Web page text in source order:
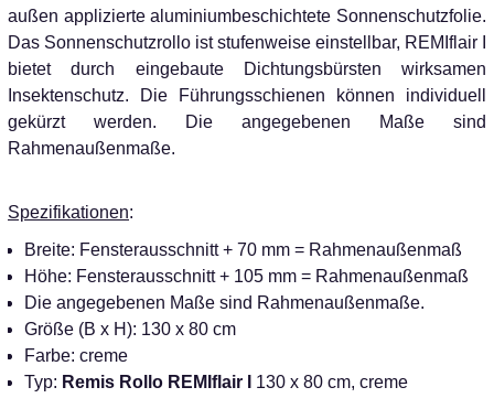
außen applizierte aluminiumbeschichtete Sonnenschutzfolie.
Das Sonnenschutzrollo ist stufenweise einstellbar, REMIflair I
bietet durch eingebaute Dichtungsbürsten wirksamen
Insektenschutz. Die Führungsschienen können individuell
gekürzt werden. Die angegebenen Maße sind
Rahmenaußenmaße.
Spezifikationen:
Breite: Fensterausschnitt + 70 mm = Rahmenaußenmaß
Höhe: Fensterausschnitt + 105 mm = Rahmenaußenmaß
Die angegebenen Maße sind Rahmenaußenmaße.
Größe (B x H): 130 x 80 cm
Farbe: creme
Typ: Remis Rollo REMIflair I 130 x 80 cm, creme